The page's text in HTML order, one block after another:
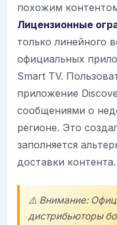
похожим
Лицензионные
только линейного
официальных
Smart TV.
приложение
сообщениями о
регионе. Это
заполняется
доставки контента.
⚠️ Внимание:
дистрибьюторы